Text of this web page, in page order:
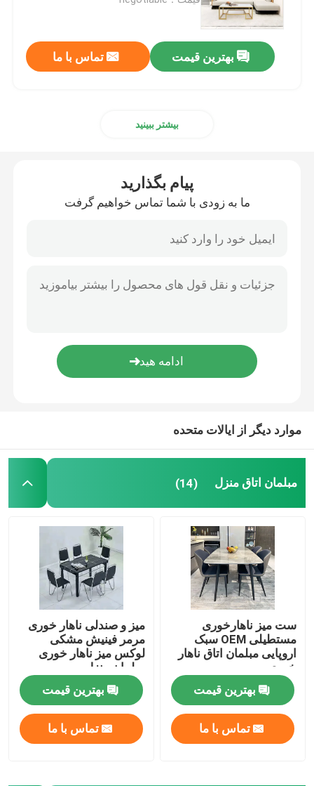
صندلی ناهارخوری Eames
میز ناهار خوری مرمر مصنوعی
بهترین قیمت تماس با ما
بیشتر ببینید
پیام بگذارید
ما به زودی با شما تماس خواهیم گرفت
موارد دیگر از ایالات متحده
مبلمان اتاق منزل (14)
ست میز ناهارخوری
مستطیلی OEM سبک
اروپایی مبلمان اتاق ناهار
خوری مرمر
بهترین قیمت
تماس با ما
میز و صندلی ناهار خوری
مرمر فینیش مشکی
لوکس میز ناهار خوری
مبلمان منزل
بهترین قیمت
تماس با ما